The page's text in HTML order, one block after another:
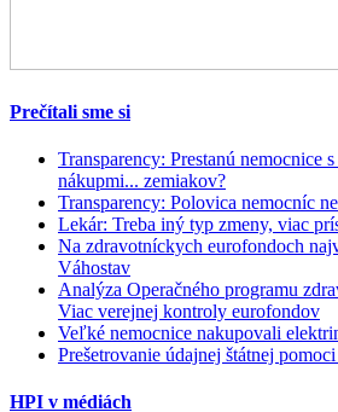
Prečítali sme si
Transparency: Prestanú nemocnice
nákupmi... zemiakov?
Transparency: Polovica nemocníc
Lekár: Treba iný typ zmeny, viac
Na zdravotníckych eurofondoch
Váhostav
Analýza Operačného programu
Viac verejnej kontroly eurofondov
Veľké nemocnice nakupovali
Prešetrovanie údajnej štátnej
HPI v médiách